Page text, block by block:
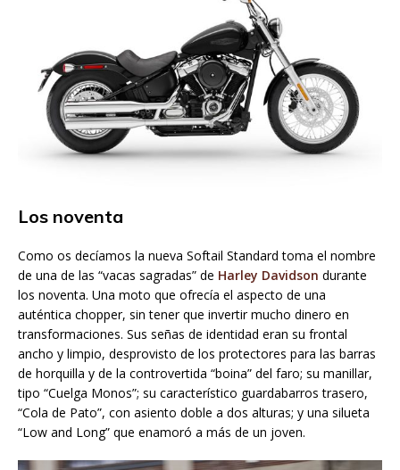
Los noventa
Como os decíamos la nueva Softail Standard toma el nombre
de una de las “vacas sagradas” de Harley Davidson durante
los noventa. Una moto que ofrecía el aspecto de una
auténtica chopper, sin tener que invertir mucho dinero en
transformaciones. Sus señas de identidad eran su frontal
ancho y limpio, desprovisto de los protectores para las barras
de horquilla y de la controvertida “boina” del faro; su manillar,
tipo “Cuelga Monos”; su característico guardabarros trasero,
“Cola de Pato”, con asiento doble a dos alturas; y una silueta
“Low and Long” que enamoró a más de un joven.